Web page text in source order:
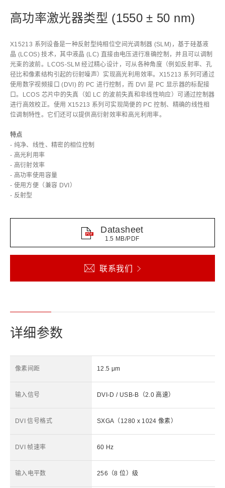
联系我们
高功率激光器类型 (1550 ± 50 nm)
X15213 系列设备是一种反射型纯相位空间光调制器 (SLM)，基于硅基液
晶 (LCOS) 技术，其中液晶 (LC) 直接由电压进行准确控制，并且可以调制
光束的波前。LCOS-SLM 经过精心设计，可从各种角度（例如反射率、孔
径比和像素结构引起的衍射噪声）实现高光利用效率。X15213 系列可通过
使用数字视频接口 (DVI) 的 PC 进行控制，而 DVI 是 PC 显示器的标配接
口。LCOS 芯片中的失真（如 LC 的波前失真和非线性响应）可通过控制器
进行高效校正。使用 X15213 系列可实现简便的 PC 控制、精确的线性相
位调制特性。它们还可以提供高衍射效率和高光利用率。
特点
- 纯净、线性、精密的相位控制
- 高光利用率
- 高衍射效率
- 高功率使用容量
- 使用方便（兼容 DVI）
- 反射型
Datasheet
1.5 MB/PDF
详细参数
像素间距 12.5 μm
输入信号 DVI-D / USB-B（2.0 高速）
DVI 信号格式 SXGA（1280 x 1024 像素）
DVI 帧速率 60 Hz
输入电平数 256（8 位）级